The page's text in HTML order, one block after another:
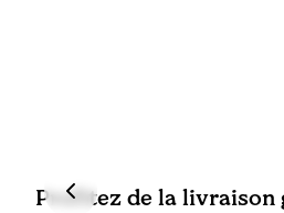
Profitez de la livraison